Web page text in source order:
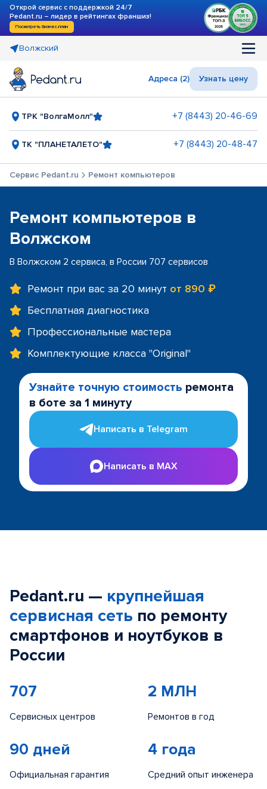
Открой сервис с поддержкой 24/7
Pedant.ru – лидер в рейтингах франшиз!
Посмотреть бизнес-план
Волжский
Адреса (2) Узнать цену
ТРК "ВолгаМолл" +7 (8443) 20-46-69
ТК "ПЛАНЕТАЛЕТО" +7 (8443) 20-48-47
Сервис Pedant.ru Ремонт компьютеров
Ремонт компьютеров в
Волжском
В Волжском 2 сервиса, в России 707 сервисов
Ремонт при вас за 20 минут от 890 ₽
Бесплатная диагностика
Профессиональные мастера
Комплектующие класса "Original"
Узнайте точную стоимость ремонта
в боте за 1 минуту
Написать в Telegram
Написать в MAX
Pedant.ru — крупнейшая
сервисная сеть по ремонту
смартфонов и ноутбуков в
России
707
Сервисных центров
2 МЛН
Ремонтов в год
90 дней
Официальная гарантия
4 года
Средний опыт инженера